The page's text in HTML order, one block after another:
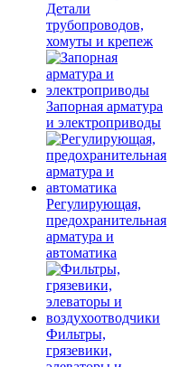
Детали
трубопроводов,
хомуты и крепеж
Запорная арматура
и электроприводы
Регулирующая,
предохранительная
арматура и
автоматика
Фильтры,
грязевики,